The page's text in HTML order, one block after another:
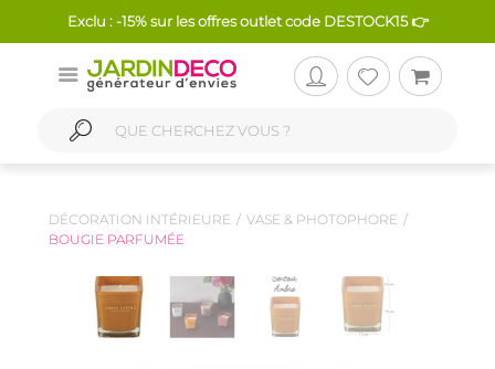
Exclu : -15% sur les offres outlet code DESTOCK15 👉
DÉCORATION INTÉRIEURE
VASE & PHOTOPHORE
BOUGIE PARFUMÉE